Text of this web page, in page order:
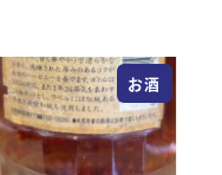
お酒